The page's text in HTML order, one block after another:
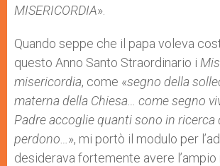
MISERICORDIA».
Quando seppe che il papa voleva
questo Anno Santo Straordinario i
misericordia, come «segno della
materna della Chiesa… come segno
Padre accoglie quanti sono in ricerca
perdono…», mi portò il modulo per
desiderava fortemente avere l’ampio